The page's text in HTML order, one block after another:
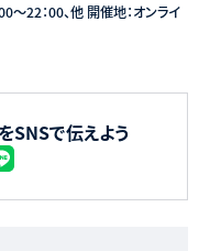
〜22：00、他 開催地：オンライ
SNSで伝えよう